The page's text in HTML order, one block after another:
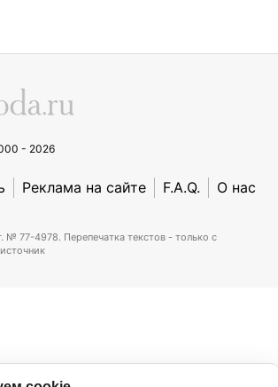
- 2026
Реклама на сайте F.A.Q. О нас
№ 77-4978. Перепечатка текстов - только с